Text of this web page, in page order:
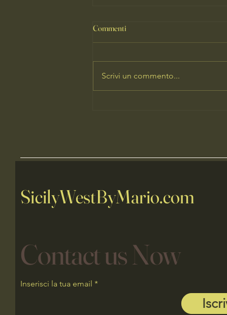
Commenti
Scrivi un commento...
SicilyWestByMario.com
Contact us Now
Inserisci la tua email